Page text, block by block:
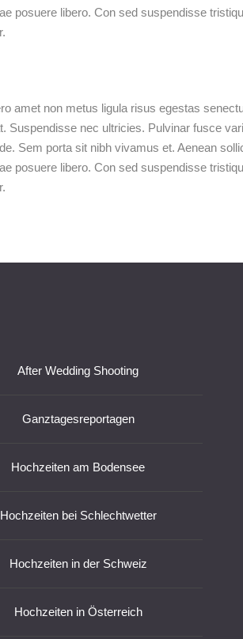
posuere libero. Con sed suspendisse
amet non metus ligula risus egestas
Suspendisse nec ultricies. Pulvinar fusce
Sem porta sit nibh vivamus et. Aenean
posuere libero. Con sed suspendisse
After Wedding Shooting
Ganztagesreportagen
Hochzeiten am Bodensee
Hochzeiten bei Schlechtwetter
Hochzeiten in der Schweiz
Hochzeiten in Österreich